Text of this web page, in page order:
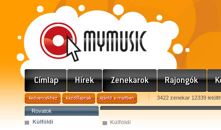
3422 zenekar 12339
Rovatok
Külföldi
Külföldi